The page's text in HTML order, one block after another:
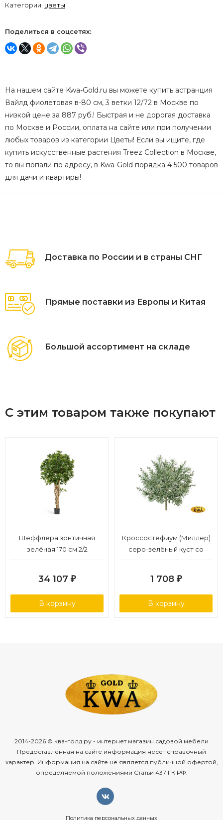
Категории: цветы
Поделиться в соцсетях:
На нашем сайте Kwa-Gold.ru вы можете купить астранция
Вайлд фиолетовая в-80 см, 3 ветки 12/72 в Москве по
низкой цене за 887 руб.! Быстрая и не дорогая доставка
по Москве и России, оплата на сайте или при получении
любых товаров из категории Цветы! Если вы ищите, где
купить искусственные растения Treez Collection в Москве,
то вы попали по адресу, в Kwa-Gold порядка 4 500 товаров
для дачи и квартиры!
Доставка по России и в страны СНГ
Прямые поставки из Европы и Китая
Большой ассортимент на складе
С этим товаром также покупают
Шеффлера зонтичная
зелёная 170 см 2/2
34 107 ₽
В корзину
Кроссостефиум (Миллер)
серо-зелёный куст со
1 708 ₽
В корзину
2014-2026 © ква-голд.ру - интернет магазин садовой мебели
Предоставленная на сайте информация несёт справочный
характер. Информация на сайте не является публичной офертой,
определяемой положениями Статьи 437 ГК РФ.
Политика персональных данных